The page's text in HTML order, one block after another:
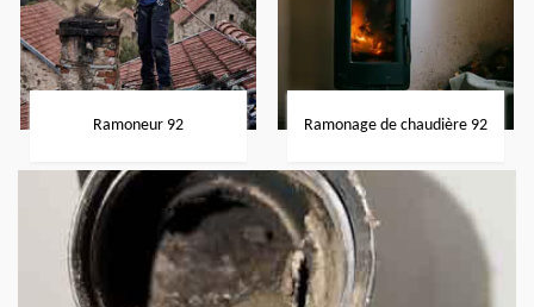
Ramoneur 92 Ramonage de chaudière 92